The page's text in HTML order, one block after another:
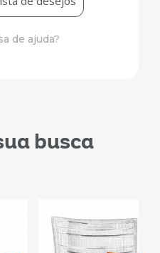
de ajuda?
busca